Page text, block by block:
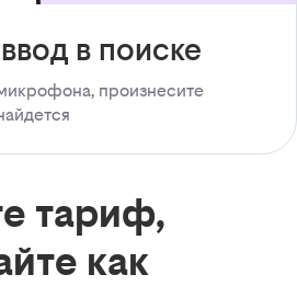
в поиске
произнесите
тариф,
как